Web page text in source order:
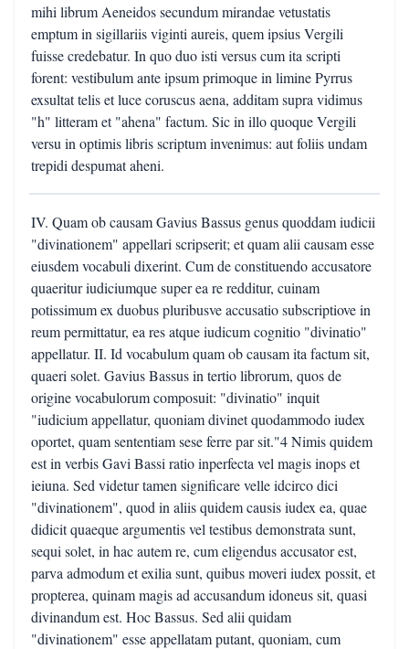
mihi librum Aeneidos secundum mirandae vetustatis
emptum in sigillariis viginti aureis, quem ipsius Vergili
fuisse credebatur. In quo duo isti versus cum ita scripti
forent: vestibulum ante ipsum primoque in limine Pyrrus
exsultat telis et luce coruscus aena, additam supra vidimus
"h" litteram et "ahena" factum. Sic in illo quoque Vergili
versu in optimis libris scriptum invenimus: aut foliis undam
trepidi despumat aheni.
IV. Quam ob causam Gavius Bassus genus quoddam iudicii
"divinationem" appellari scripserit; et quam alii causam esse
eiusdem vocabuli dixerint. Cum de constituendo accusatore
quaeritur iudiciumque super ea re redditur, cuinam
potissimum ex duobus pluribusve accusatio subscriptiove in
reum permittatur, ea res atque iudicum cognitio "divinatio"
appellatur. II. Id vocabulum quam ob causam ita factum sit,
quaeri solet. Gavius Bassus in tertio librorum, quos de
origine vocabulorum composuit: "divinatio" inquit
"iudicium appellatur, quoniam divinet quodammodo iudex
oportet, quam sententiam sese ferre par sit."4 Nimis quidem
est in verbis Gavi Bassi ratio inperfecta vel magis inops et
ieiuna. Sed videtur tamen significare velle idcirco dici
"divinationem", quod in aliis quidem causis iudex ea, quae
didicit quaeque argumentis vel testibus demonstrata sunt,
sequi solet, in hac autem re, cum eligendus accusator est,
parva admodum et exilia sunt, quibus moveri iudex possit, et
propterea, quinam magis ad accusandum idoneus sit, quasi
divinandum est. Hoc Bassus. Sed alii quidam
"divinationem" esse appellatam putant, quoniam, cum